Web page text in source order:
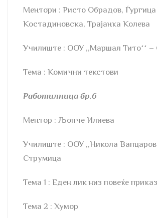
Ментори : Ристо Обрадов, Ѓургица
Костадиновска, Трајанка Колева
Училиште : ООУ ,,Маршал Титоʻʻ –
Тема : Комични текстови
Работилница бр.6
Ментор : Љопче Илиева
Училиште : ООУ ,,Никола
Струмица
Тема 1 : Еден лик низ повеќе
Тема 2 : Хумор